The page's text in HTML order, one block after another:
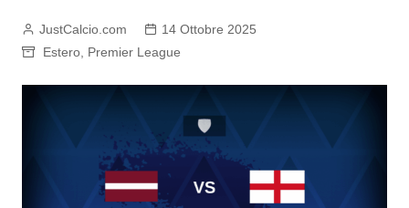
JustCalcio.com
14 Ottobre 2025
Estero, Premier League